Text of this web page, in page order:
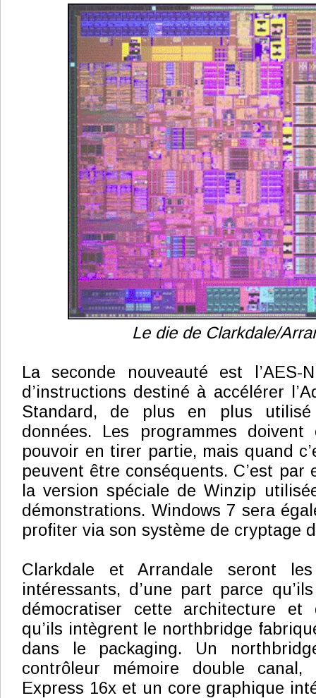
Le die de Clarkdale/
La seconde nouveauté est l’AES-
d’instructions destiné à accélérer
Standard, de plus en plus
données. Les programmes
pouvoir en tirer partie, mais quand
peuvent être conséquents. C’est par
la version spéciale de Winzip
démonstrations. Windows 7 sera
profiter via son système de cryptage
Clarkdale et Arrandale seront
intéressants, d’une part parce
démocratiser cette architecture et
qu’ils intègrent le northbridge
dans le packaging. Un
contrôleur mémoire double
Express 16x et un core graphique